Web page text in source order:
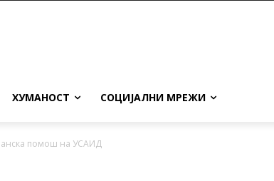
ХУМАНОСТ СОЦИЈАЛНИ МРЕЖИ
помош на УСАИД